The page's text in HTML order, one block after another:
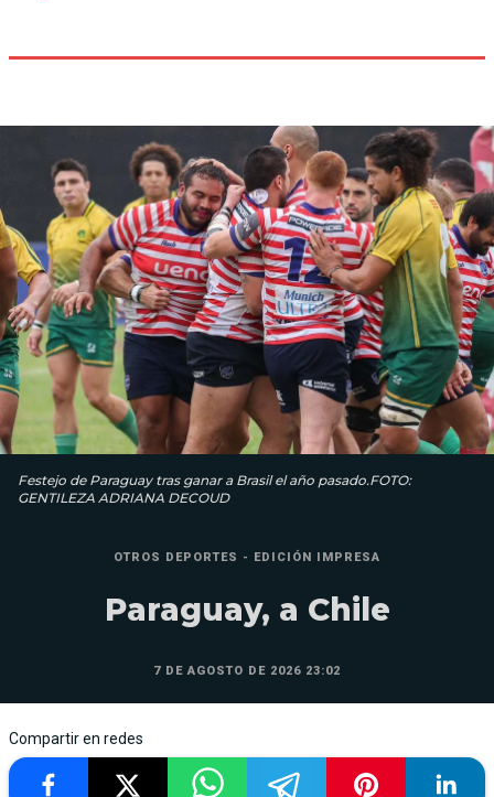
Festejo de Paraguay tras ganar a Brasil el año pasado.FOTO:
GENTILEZA ADRIANA DECOUD
OTROS DEPORTES - EDICIÓN IMPRESA
Paraguay, a Chile
7 DE AGOSTO DE 2026 23:02
Compartir en redes